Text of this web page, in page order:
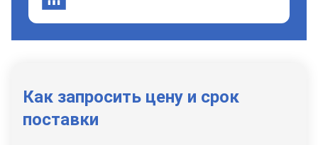
Как запросить цену и срок
поставки